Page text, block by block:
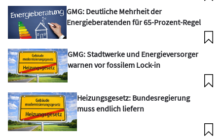
GMG: Deutliche Mehrheit der
Energieberatenden für 65-Prozent-Regel
GMG: Stadtwerke und Energieversorger
war­nen vor fossi­lem Lock-in
Heizungsgesetz: Bundesregierung
muss endlich liefern